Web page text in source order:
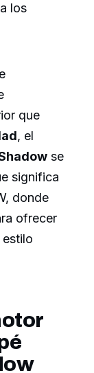
los
que
, el
se
significa
donde
ofrecer